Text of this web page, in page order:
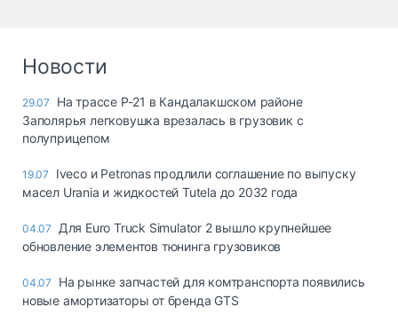
Новости
29.07
На трассе Р-21 в Кандалакшском районе
Заполярья легковушка врезалась в грузовик с
полуприцепом
19.07
Iveco и Petronas продлили соглашение по выпуску
масел Urania и жидкостей Tutela до 2032 года
04.07
Для Euro Truck Simulator 2 вышло крупнейшее
обновление элементов тюнинга грузовиков
04.07
На рынке запчастей для комтранспорта появились
новые амортизаторы от бренда GTS